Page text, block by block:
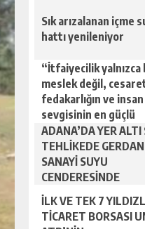
Sık arızalanan içme
hattı yenileniyor
“İtfaiyecilik yalnızca
meslek değil,
fedakarlığın ve insan
sevgisinin en güçlü
temsilidir.”
ADANA’DA YER
TEHLİKEDE
SANAYİ SUYU
CENDERESİNDE
İLK VE TEK 7
TİCARET BORSASI